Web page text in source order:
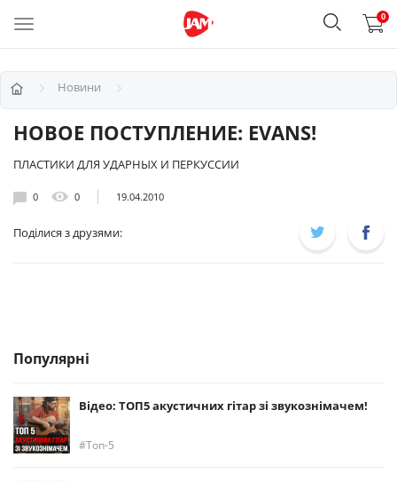
0
Новини
НОВОЕ ПОСТУПЛЕНИЕ: EVANS!
ПЛАСТИКИ ДЛЯ УДАРНЫХ И ПЕРКУССИИ
0 0 19.04.2010
Поділися з друзями:
Популярні
Відео: ТОП5 акустичних гітар зі звукознімачем!
Топ-5